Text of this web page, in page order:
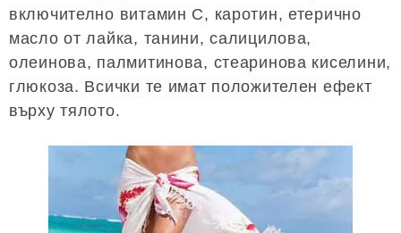
включително витамин С, каротин, етерично
масло от лайка, танини, салицилова,
олеинова, палмитинова, стеаринова киселини,
глюкоза. Всички те имат положителен ефект
върху тялото.